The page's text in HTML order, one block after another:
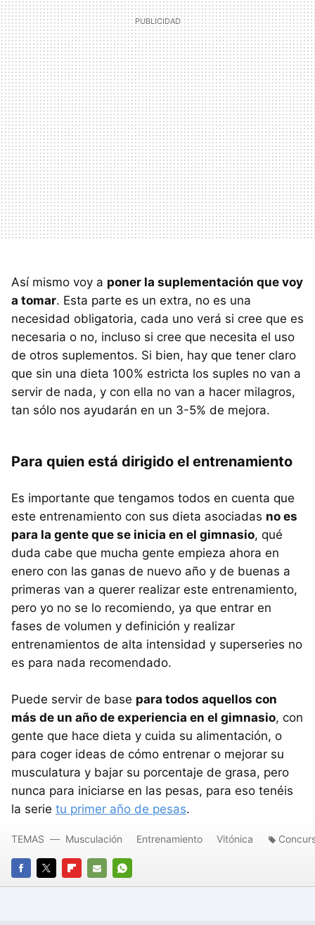
Así mismo voy a poner la suplementación que voy
a tomar. Esta parte es un extra, no es una
necesidad obligatoria, cada uno verá si cree que es
necesaria o no, incluso si cree que necesita el uso
de otros suplementos. Si bien, hay que tener claro
que sin una dieta 100% estricta los suples no van a
servir de nada, y con ella no van a hacer milagros,
tan sólo nos ayudarán en un 3-5% de mejora.
Para quien está dirigido el entrenamiento
Es importante que tengamos todos en cuenta que
este entrenamiento con sus dieta asociadas no es
para la gente que se inicia en el gimnasio, qué
duda cabe que mucha gente empieza ahora en
enero con las ganas de nuevo año y de buenas a
primeras van a querer realizar este entrenamiento,
pero yo no se lo recomiendo, ya que entrar en
fases de volumen y definición y realizar
entrenamientos de alta intensidad y superseries no
es para nada recomendado.
Puede servir de base para todos aquellos con
más de un año de experiencia en el gimnasio, con
gente que hace dieta y cuida su alimentación, o
para coger ideas de cómo entrenar o mejorar su
musculatura y bajar su porcentaje de grasa, pero
nunca para iniciarse en las pesas, para eso tenéis
la serie tu primer año de pesas.
FACEBOOK
TWITTERFLIPBOARD
E-
WHATSAPP
TEMAS Musculación Entrenamiento Vitónica